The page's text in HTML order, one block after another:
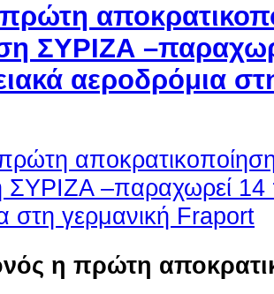
ΣΥΡΙΖΑ
αεροδρόμια
η πρώτη